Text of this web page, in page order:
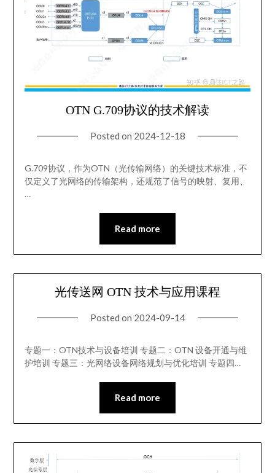
OTN G.709协议的技术解读
Posted on 2024-12-18
G.709协议，作为OTN（光传输网络）的关键技术标准，不
仅定义了光网络的传输架构，还规范了信号的映射、复用、
…
Read more
光传送网 OTN 技术与应用课程
Posted on 2024-09-14
专题一：OTN技术与设备培训 专题二：OTN 设备开通与维
护培训 专题三：光网络设备网络规划与优化培训 专题四…
Read more